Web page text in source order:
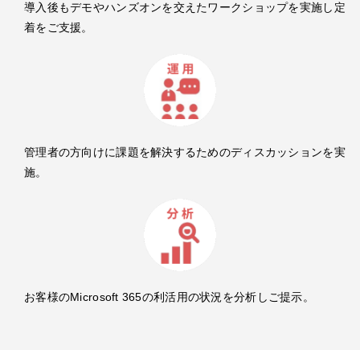
導入後もデモやハンズオンを交えたワークショップを実施し定
着をご支援。
管理者の方向けに課題を解決するためのディスカッションを実
施。
お客様のMicrosoft 365の利活用の状況を分析しご提示。